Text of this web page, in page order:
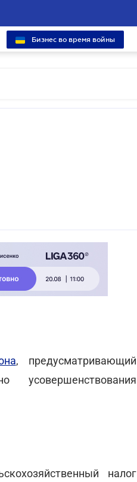
Бизнес во время войны
, предусматривающий
усовершенствования
налог